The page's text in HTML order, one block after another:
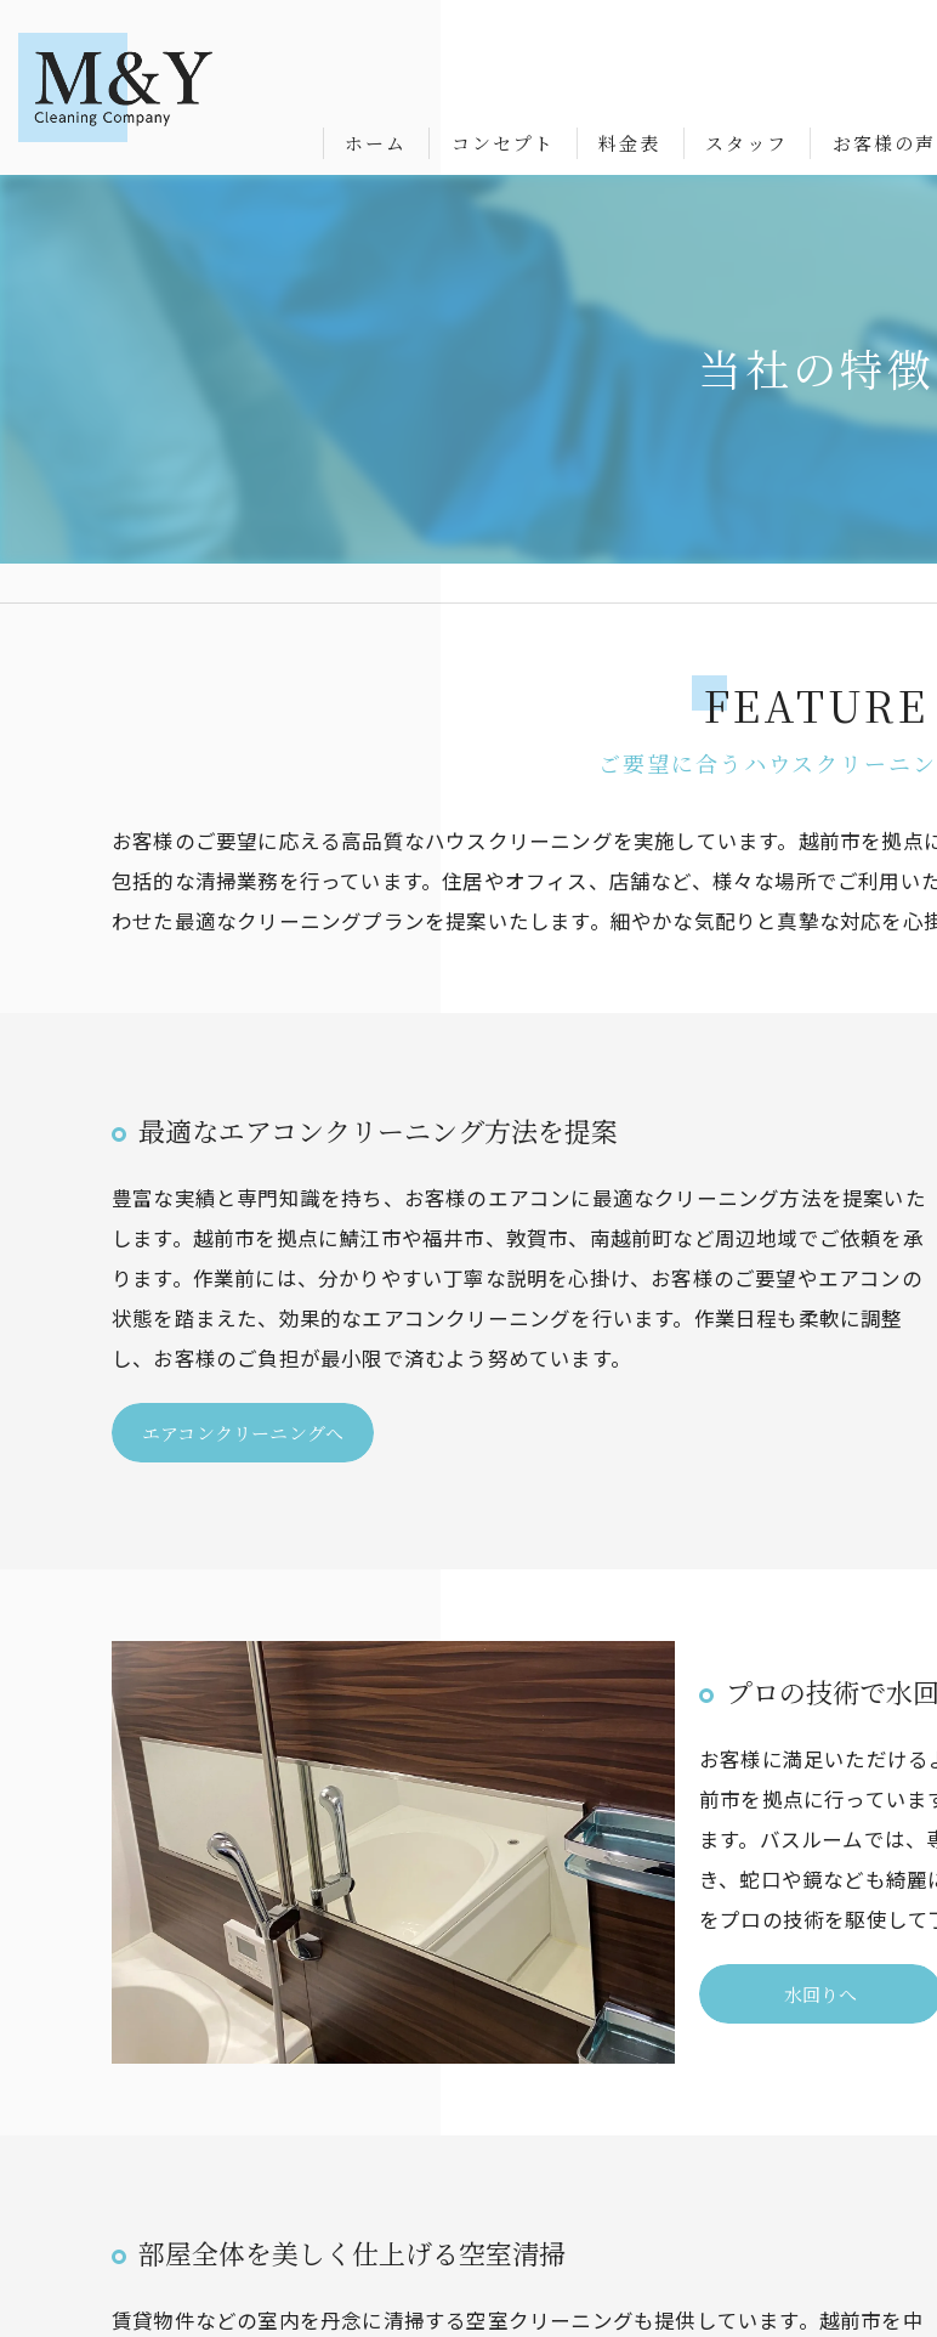
ホーム コンセプト 料金表 スタッフ お客様の声
当社の特徴
ご要望に合うハウスクリーニ
FEATURE
お客様のご要望に応える高品質なハウスクリーニングを実施しています。越前市を拠
包括的な清掃業務を行っています。住居やオフィス、店舗など、様々な場所でご利用
わせた最適なクリーニングプランを提案いたします。細やかな気配りと真摯な対応を心
最適なエアコンクリーニング方法を提案
豊富な実績と専門知識を持ち、お客様のエアコンに最適なクリーニング方法を提案いた
します。越前市を拠点に鯖江市や福井市、敦賀市、南越前町など周辺地域でご依頼を承
ります。作業前には、分かりやすい丁寧な説明を心掛け、お客様のご要望やエアコンの
状態を踏まえた、効果的なエアコンクリーニングを行います。作業日程も柔軟に調整
し、お客様のご負担が最小限で済むよう努めています。
エアコンクリーニングへ
プロの技術で水
お客様に満足いただけ
前市を拠点に行ってい
ます。バスルームでは
き、蛇口や鏡なども綺
をプロの技術を駆使して
水回りへ
部屋全体を美しく仕上げる空室清掃
賃貸物件などの室内を丹念に清掃する空室クリーニングも提供しています。越前市を中